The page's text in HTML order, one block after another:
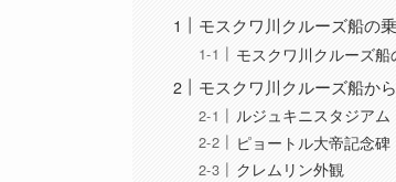
モスクワ川クルーズ船の
モスクワ川クルーズ
モスクワ川クルーズ船か
ルジュキニスタジアム
ピョートル大帝記念碑
クレムリン外観